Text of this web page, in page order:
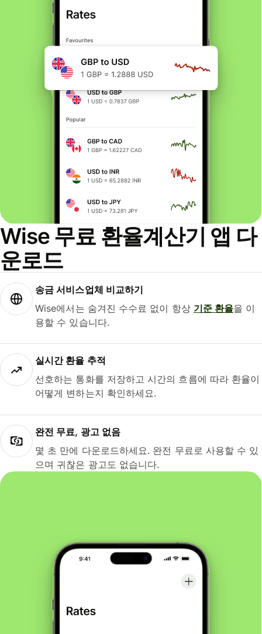
Wise 무료 환율계산기 앱 다
운로드
송금 서비스업체 비교하기
Wise에서는 숨겨진 수수료 없이 항상 기준 환율을 이
용할 수 있습니다.
실시간 환율 추적
선호하는 통화를 저장하고 시간의 흐름에 따라 환율이
어떻게 변하는지 확인하세요.
완전 무료, 광고 없음
몇 초 만에 다운로드하세요. 완전 무료로 사용할 수 있
으며 귀찮은 광고도 없습니다.